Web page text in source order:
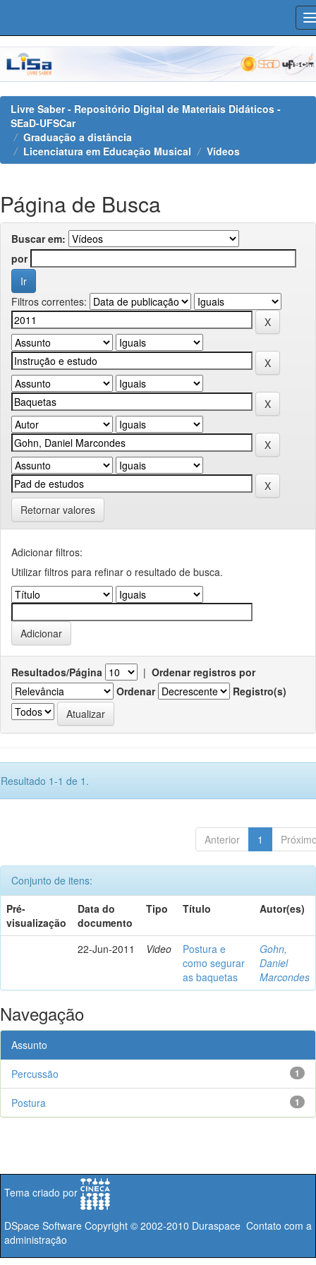
navigation
Livre Saber - Repositório Digital de Materiais Didáticos -
SEaD-UFSCar
Graduação a distância
Licenciatura em Educação Musical
Vídeos
Página de Busca
Buscar em:
por
Filtros correntes:
Retornar valores
Adicionar filtros:
Utilizar filtros para refinar o resultado de busca.
Resultados/Página | Ordenar registros por
Ordenar
Registro(s)
Resultado 1-1 de 1.
Anterior 1
Conjunto de itens:
Pré-
visualização
Data do
documento
Tipo Título Autor(es)
22-Jun-2011 Video
Postura e
como segurar
as baquetas
Gohn,
Daniel
Marcondes
Navegação
Assunto
1
Percussão
1
Postura
Tema criado por
DSpace Software Copyright © 2002-2010 Duraspace Contato com a
administração